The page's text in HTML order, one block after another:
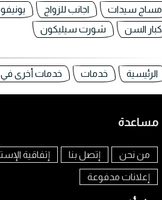
مساج سيدات
اجانب للزواج
كبار السن
شورت سيليكون
الرئيسية خدمات خدمات أخرى
مساعدة
من نحن إتصل بنا إتفاقية
إعلانات مدفوعة